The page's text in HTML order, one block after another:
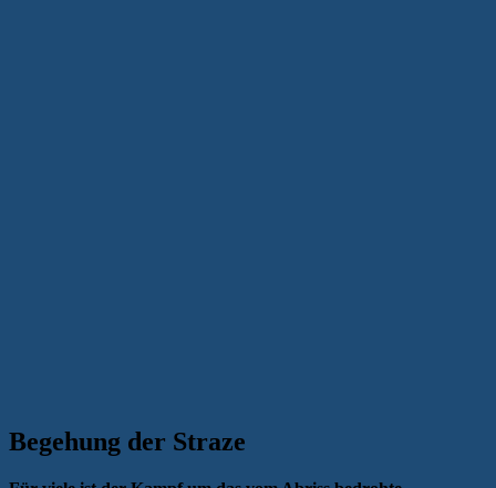
Begehung der Straze